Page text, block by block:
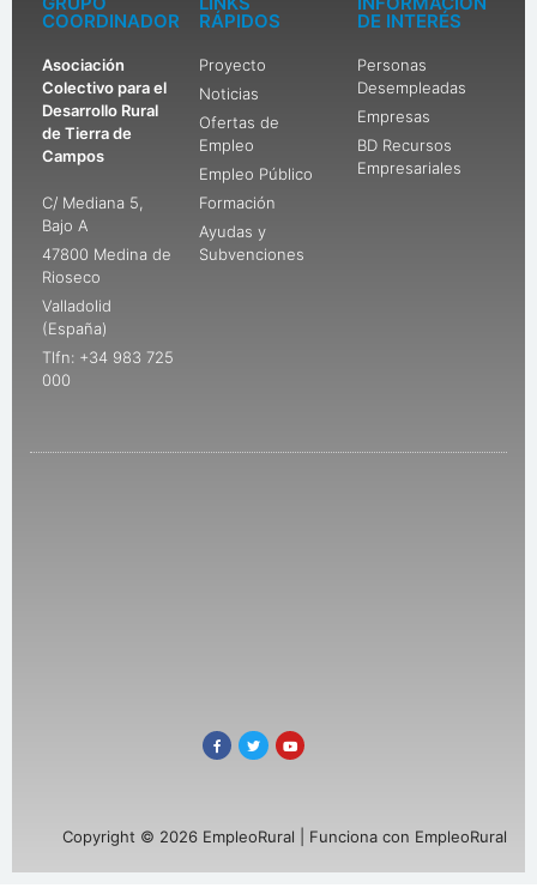
COORDINADOR
Asociación
Colectivo para el
Desarrollo Rural
de Tierra de
Campos
C/ Mediana 5,
Bajo A
47800 Medina de
Rioseco
Valladolid
(España)
Tlfn: +34 983 725
000
RÁPIDOS
Proyecto
Noticias
Ofertas de
Empleo
Empleo Público
Formación
Ayudas y
Subvenciones
DE INTERÉS
Personas
Desempleadas
Empresas
BD Recursos
Empresariales
Copyright © 2026 EmpleoRural | Funciona con EmpleoRural